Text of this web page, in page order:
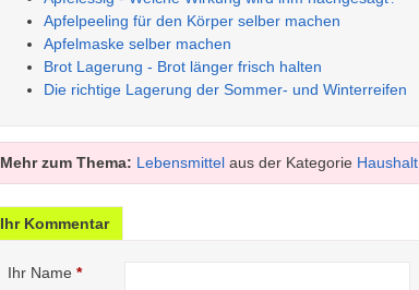
Apfelpeeling für den Körper selber machen
Apfelmaske selber machen
Brot Lagerung - Brot länger frisch halten
Die richtige Lagerung der Sommer- und Winterreifen
Mehr zum Thema: Lebensmittel aus der Kategorie Haushalt
Ihr Kommentar
Ihr Name *